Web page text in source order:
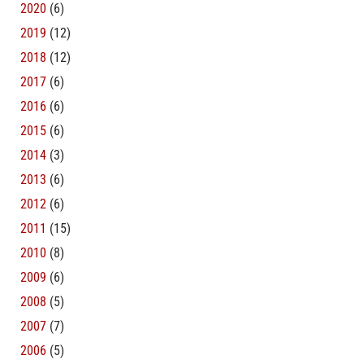
2020 (6)
2019 (12)
2018 (12)
2017 (6)
2016 (6)
2015 (6)
2014 (3)
2013 (6)
2012 (6)
2011 (15)
2010 (8)
2009 (6)
2008 (5)
2007 (7)
2006 (5)